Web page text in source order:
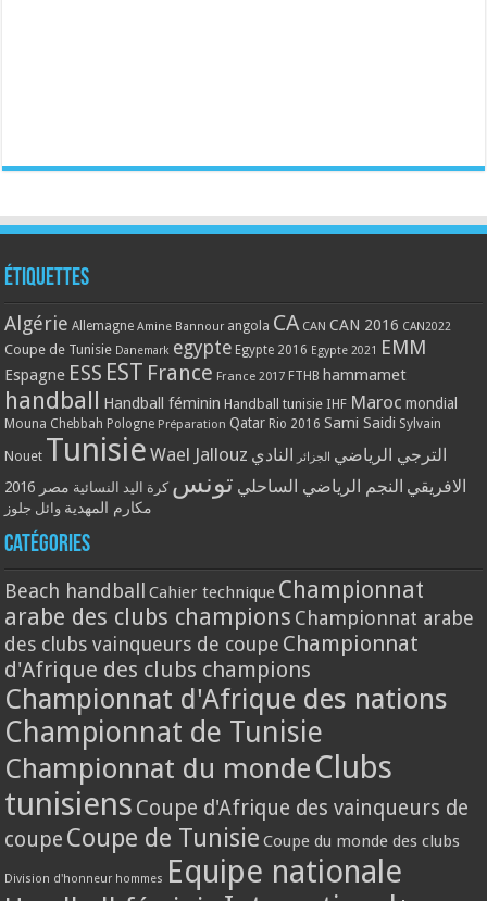
Étiquettes
Algérie Allemagne Amine Bannour angola CA CAN CAN 2016 CAN2022
Coupe de Tunisie Danemark egypte Egypte 2016 Egypte 2021 EMM
Espagne ESS EST France France 2017 FTHB hammamet
handball Handball féminin Handball tunisie IHF Maroc mondial
Mouna Chebbah Pologne Préparation Qatar Rio 2016 Sami Saidi Sylvain
Nouet Tunisie Wael Jallouz الترجي الرياضي الجزائر النادي
الافريقي النجم الرياضي الساحلي تونس كرة اليد النسائية مصر 2016
مكارم المهدية وائل جلوز
Catégories
Beach handball Cahier technique Championnat
arabe des clubs champions Championnat arabe
des clubs vainqueurs de coupe Championnat
d'Afrique des clubs champions
Championnat d'Afrique des nations
Championnat de Tunisie
Championnat du monde Clubs
tunisiens Coupe d'Afrique des vainqueurs de
coupe Coupe de Tunisie Coupe du monde des clubs
Division d'honneur hommes Equipe nationale